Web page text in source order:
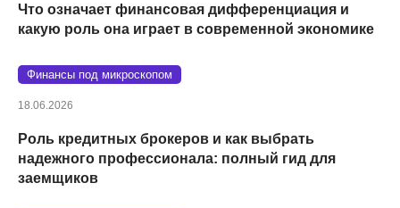
Что означает финансовая дифференциация и
какую роль она играет в современной экономике
Финансы под микроскопом
18.06.2026
Роль кредитных брокеров и как выбрать
надежного профессионала: полный гид для
заемщиков